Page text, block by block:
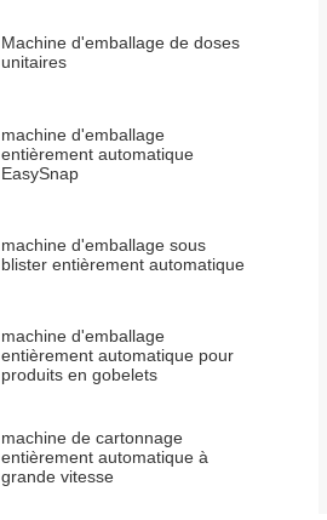
Machine d'emballage de doses
unitaires
machine d'emballage
entièrement automatique
EasySnap
machine d'emballage sous
blister entièrement automatique
machine d'emballage
entièrement automatique pour
produits en gobelets
machine de cartonnage
entièrement automatique à
grande vitesse